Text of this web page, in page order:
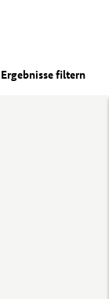
Ergebnisse filtern